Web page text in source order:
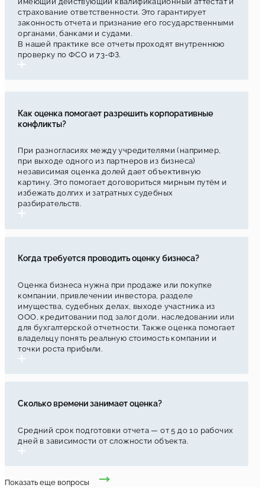
страхование ответственности. Это гарантирует
законность отчета и признание его государственными
органами, банками и судами.
В нашей практике все отчеты проходят внутреннюю
проверку по ФСО и 73-ФЗ.
Как оценка помогает разрешить корпоративные
конфликты?
При разногласиях между учредителями (например,
при выходе одного из партнеров из бизнеса)
независимая оценка долей дает объективную
картину. Это помогает договориться мирным путём и
избежать долгих и затратных судебных
разбирательств.
Когда требуется проводить оценку бизнеса?
Оценка бизнеса нужна при продаже или покупке
компании, привлечении инвестора, разделе
имущества, судебных делах, выходе участника из
ООО, кредитовании под залог доли, наследовании или
для бухгалтерской отчетности. Также оценка помогает
владельцу понять реальную стоимость компании и
точки роста прибыли.
Сколько времени занимает оценка?
Средний срок подготовки отчета — от 5 до 10 рабочих
дней в зависимости от сложности объекта.
Показать еще вопросы